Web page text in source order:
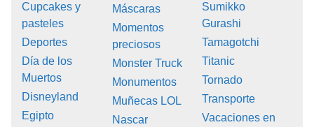
Cupcakes y
pasteles
Deportes
Día de los
Muertos
Disneyland
Egipto
Máscaras
Momentos
preciosos
Monster Truck
Monumentos
Muñecas LOL
Nascar
Sumikko
Gurashi
Tamagotchi
Titanic
Tornado
Transporte
Vacaciones en